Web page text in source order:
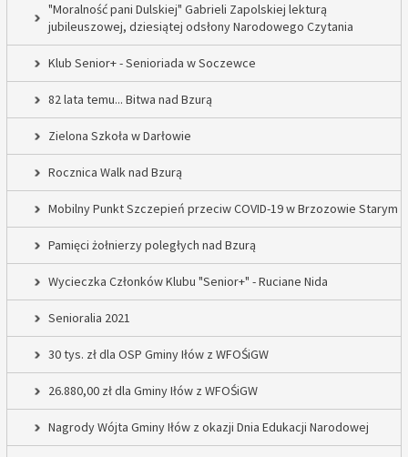
"Moralność pani Dulskiej" Gabrieli Zapolskiej lekturą
jubileuszowej, dziesiątej odsłony Narodowego Czytania
Klub Senior+ - Senioriada w Soczewce
82 lata temu... Bitwa nad Bzurą
Zielona Szkoła w Darłowie
Rocznica Walk nad Bzurą
Mobilny Punkt Szczepień przeciw COVID-19 w Brzozowie Starym
Pamięci żołnierzy poległych nad Bzurą
Wycieczka Członków Klubu "Senior+" - Ruciane Nida
Senioralia 2021
30 tys. zł dla OSP Gminy Iłów z WFOŚiGW
26.880,00 zł dla Gminy Iłów z WFOŚiGW
Nagrody Wójta Gminy Iłów z okazji Dnia Edukacji Narodowej